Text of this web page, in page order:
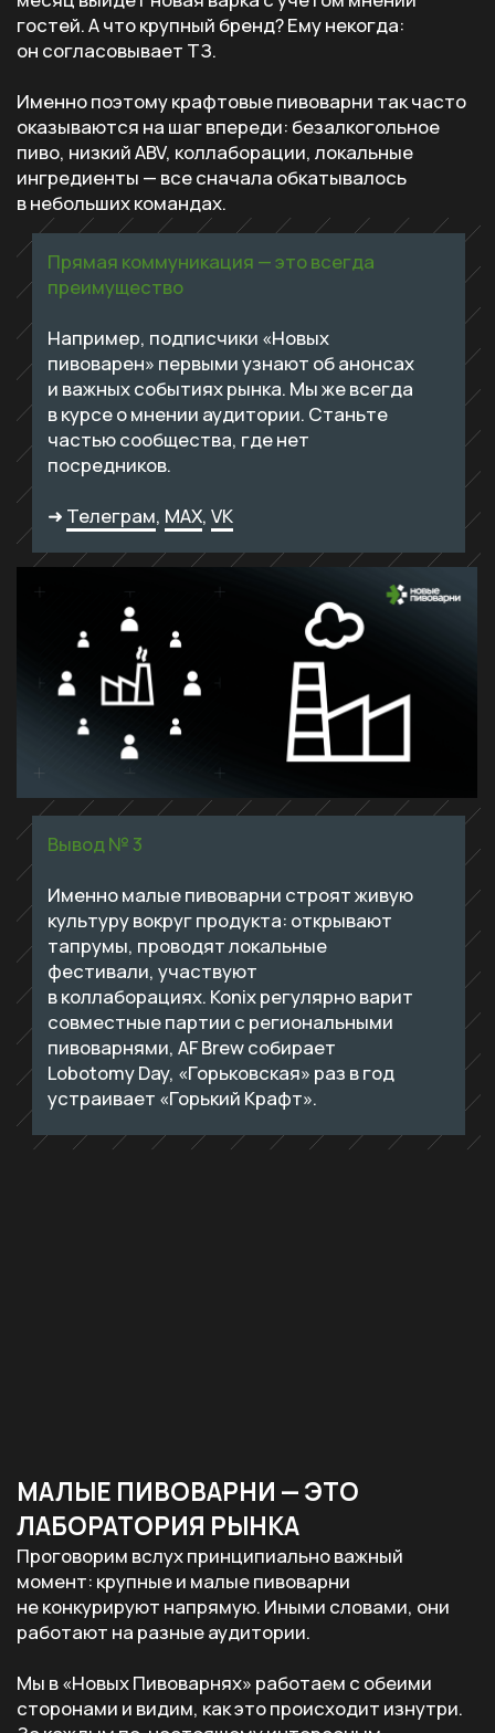
ПРЕВРАТИМ РИСКИ В ВОЗМОЖНОСТИ,
А ИДЕЮ — В СИСТЕМУ
197136, г. Санкт-
Петербург, ул.
Профессора Попова,
д. 37 лит. Щ
тел.:
связаться
ООО «Новые Пивоварни»
[ контакты ]